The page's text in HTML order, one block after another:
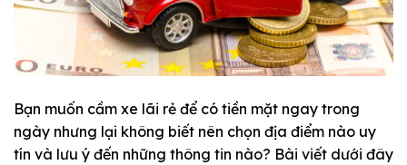
Bạn muốn cầm xe lãi rẻ để có tiền mặt ngay trong
ngày nhưng lại không biết nên chọn địa điểm nào uy
tín và lưu ý đến những thông tin nào? Bài viết dưới đây